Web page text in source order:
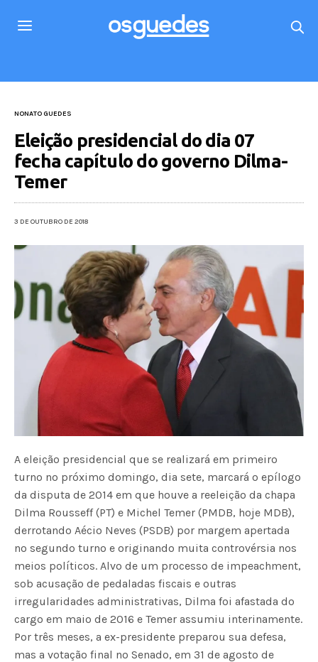
NONATO GUEDES
Eleição presidencial do dia 07
fecha capítulo do governo Dilma-
Temer
3 DE OUTUBRO DE 2018
A eleição presidencial que se realizará em primeiro
turno no próximo domingo, dia sete, marcará o epílogo
da disputa de 2014 em que houve a reeleição da chapa
Dilma Rousseff (PT) e Michel Temer (PMDB, hoje MDB),
derrotando Aécio Neves (PSDB) por margem apertada
no segundo turno e originando muita controvérsia nos
meios políticos. Alvo de um processo de impeachment,
sob acusação de pedaladas fiscais e outras
irregularidades administrativas, Dilma foi afastada do
cargo em maio de 2016 e Temer assumiu interinamente.
Por três meses, a ex-presidente preparou sua defesa,
mas a votação final no Senado, em 31 de agosto de